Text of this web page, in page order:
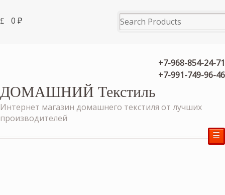
0 ₽
+7-968-854-24-71
+7-991-749-96-46
ДОМАШНИЙ Текстиль
Интернет магазин домашнего текстиля от лучших
производителей
☰